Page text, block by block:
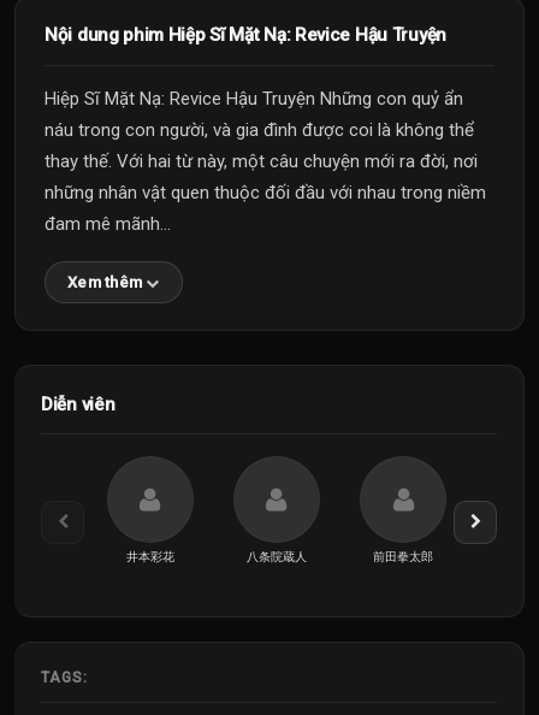
Nội dung phim Hiệp Sĩ Mặt Nạ: Revice Hậu Truyện
Hiệp Sĩ Mặt Nạ: Revice Hậu Truyện Những con quỷ ẩn
náu trong con người, và gia đình được coi là không thể
thay thế. Với hai từ này, một câu chuyện mới ra đời, nơi
những nhân vật quen thuộc đối đầu với nhau trong niềm
đam mê mãnh...
Xem thêm
Diễn viên
井本彩花 八条院蔵人 前田拳太郎
TAGS: